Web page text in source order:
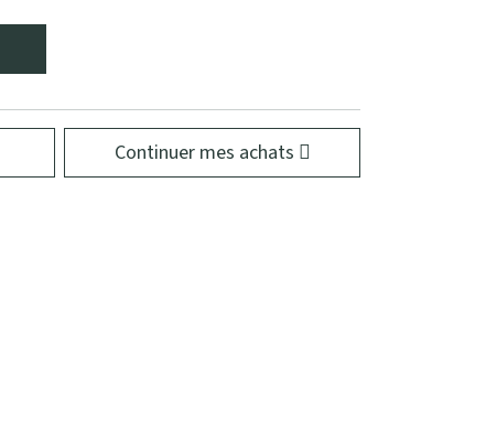
Continuer mes achats